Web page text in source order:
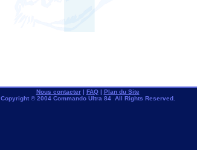
Nous contacter| FAQ| Plan du Site
Copyright © 2004 Commando Ultra 84 All Rights Reserved.